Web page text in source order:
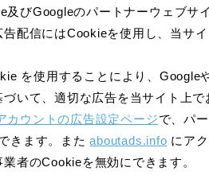
及びGoogleのパートナーウェブサ
告配信にはCookieを使用し、当サ
を使用することにより、Google
いて、適切な広告を当サイト上で
カウントの広告設定ページで、パ
きます。またaboutads.info にア
者のCookieを無効にできます。